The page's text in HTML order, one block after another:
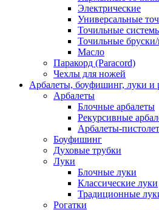
Электрические
Универсальные
Точильные
Точильные
Масло
Паракорд (Paracord)
Чехлы для ножей
Арбалеты, боуфишинг, луки и
Арбалеты
Блочные арбалеты
Рекурсивные
Арбалеты-
Боуфишинг
Духовые трубки
Луки
Блочные луки
Классические луки
Традиционные
Рогатки